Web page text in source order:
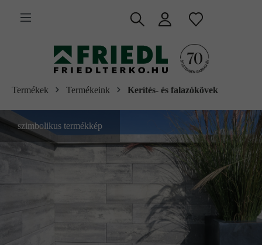
tartalomra
Termékek Termékeink Kerítés- és falazókövek
szimbolikus termékkép